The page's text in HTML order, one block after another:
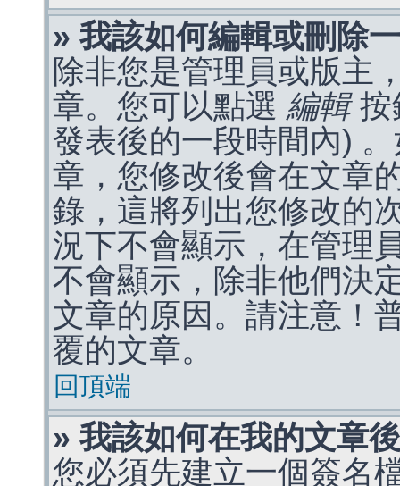
» 我該如何編輯或刪除
除非您是管理員或版主
章。您可以點選 編輯按
發表後的一段時間內)
章，您修改後會在文章
錄，這將列出您修改的
況下不會顯示，在管理
不會顯示，除非他們決
文章的原因。請注意！
覆的文章。
回頂端
» 我該如何在我的文章
您必須先建立一個簽名